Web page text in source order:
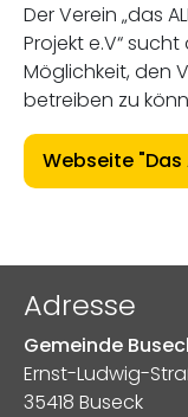
Der Verein „das
Projekt e.V“
Möglichkeit, den
betreiben zu
Webseite "Das
Adresse
Gemeinde
Ernst-Ludwig-
35418 Buseck